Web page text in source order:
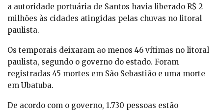
a autoridade portuária de Santos havia liberado R$ 2
milhões às cidades atingidas pelas chuvas no litoral
paulista.
Os temporais deixaram ao menos 46 vítimas no litoral
paulista, segundo o governo do estado. Foram
registradas 45 mortes em São Sebastião e uma morte
em Ubatuba.
De acordo com o governo, 1.730 pessoas estão